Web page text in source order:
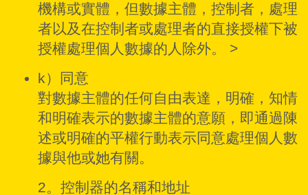
機構或實體，但數據主體，控制者，處理
者以及在控制者或處理者的直接授權下被
授權處理個人數據的人除外。 >
k）同意
對數據主體的任何自由表達，明確，知情
和明確表示的數據主體的意願，即通過陳
述或明確的平權行動表示同意處理個人數
據與他或她有關。
2。控制器的名稱和地址